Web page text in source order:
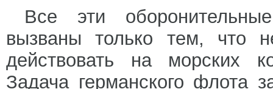
Все эти
вызваны только тем, что
действовать на морских
Задача германского флота